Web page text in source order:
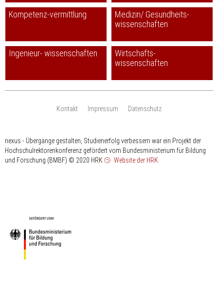
Kompetenz-vermittlung
Medizin/ Gesundheits-
wissenschaften
Ingenieur- wissenschaften
Wirtschafts-
wissenschaften
Kontakt Impressum Datenschutz
nexus - Übergänge gestalten, Studienerfolg verbessern war ein Projekt der
Hochschulrektorenkonferenz gefördert vom Bundesministerium für Bildung
und Forschung (BMBF) © 2020 HRK Website der HRK